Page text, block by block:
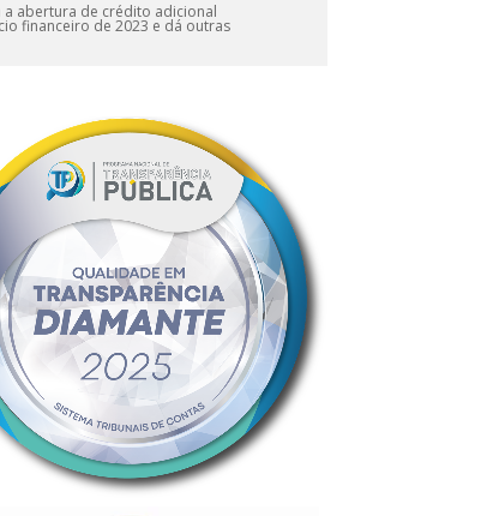
a abertura de crédito adicional
financeiro de 2023 e dá outras